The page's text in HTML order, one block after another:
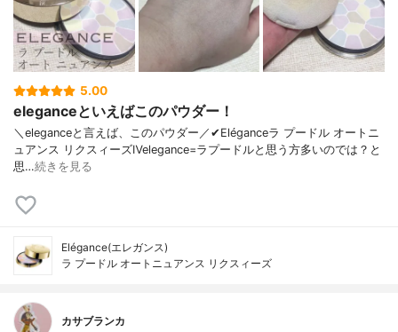
5.00
eleganceといえばこのパウダー！
＼eleganceと言えば、このパウダー／✔︎Eléganceラ プードル オートニ
ュアンス リクスィーズⅣelegance=ラプードルと思う方多いのでは？と
思…続きを見る
Elégance(エレガンス)
ラ プードル オートニュアンス リクスィーズ
カサブランカ